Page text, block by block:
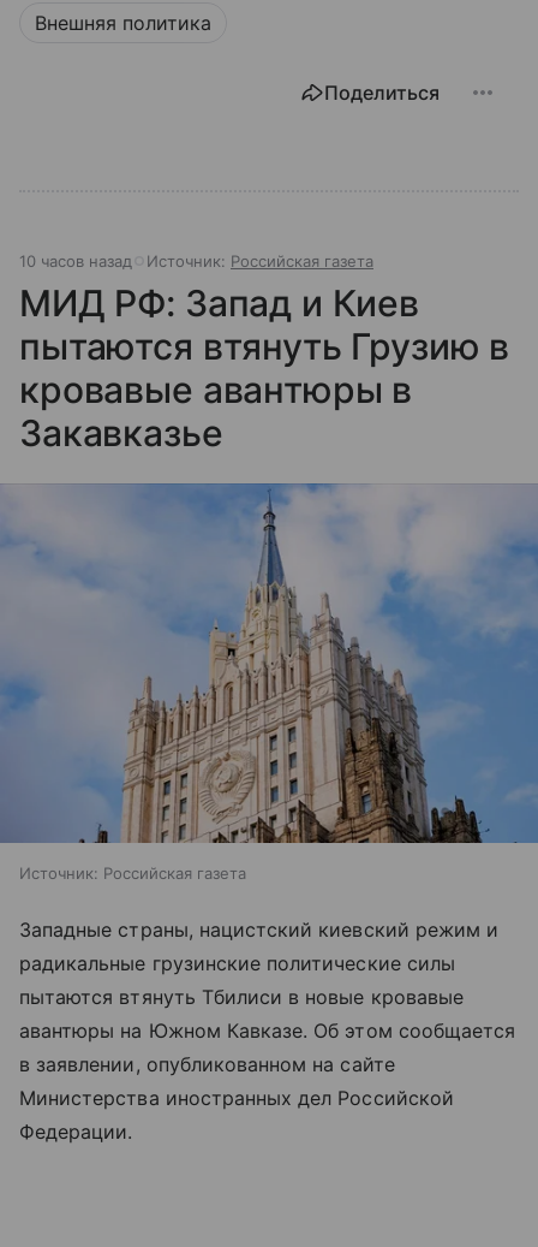
Внешняя политика
Поделиться
10 часов назад Источник: Российская газета
МИД РФ: Запад и Киев
пытаются втянуть Грузию в
кровавые авантюры в
Закавказье
Источник: Российская газета
Западные страны, нацистский киевский режим и
радикальные грузинские политические силы
пытаются втянуть Тбилиси в новые кровавые
авантюры на Южном Кавказе. Об этом сообщается
в заявлении, опубликованном на сайте
Министерства иностранных дел Российской
Федерации.